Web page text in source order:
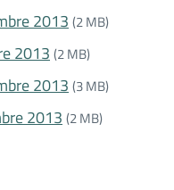
2013 (2 MB)
2013 (2 MB)
2013 (3 MB)
2013 (2 MB)